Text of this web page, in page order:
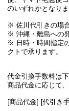
のいずれかとなりま
※ 佐川代引きの場
※ 沖縄・離島への
※ 日時・時間指定
クトで承ります。
代金引換手数料は
商品代金に応じて
[商品代金] [代引き